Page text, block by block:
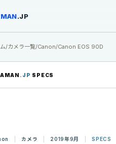
MAN.JP
/カメラ一覧/Canon/Canon EOS 90D
.JP SPECS
カメラ 2019年9月 SPECS